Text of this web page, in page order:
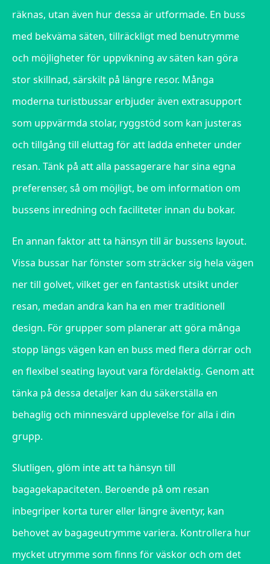
räknas, utan även hur dessa är utformade. En buss
med bekväma säten, tillräckligt med benutrymme
och möjligheter för uppvikning av säten kan göra
stor skillnad, särskilt på längre resor. Många
moderna turistbussar erbjuder även extrasupport
som uppvärmda stolar, ryggstöd som kan justeras
och tillgång till eluttag för att ladda enheter under
resan. Tänk på att alla passagerare har sina egna
preferenser, så om möjligt, be om information om
bussens inredning och faciliteter innan du bokar.
En annan faktor att ta hänsyn till är bussens layout.
Vissa bussar har fönster som sträcker sig hela vägen
ner till golvet, vilket ger en fantastisk utsikt under
resan, medan andra kan ha en mer traditionell
design. För grupper som planerar att göra många
stopp längs vägen kan en buss med flera dörrar och
en flexibel seating layout vara fördelaktig. Genom att
tänka på dessa detaljer kan du säkerställa en
behaglig och minnesvärd upplevelse för alla i din
grupp.
Slutligen, glöm inte att ta hänsyn till
bagagekapaciteten. Beroende på om resan
inbegriper korta turer eller längre äventyr, kan
behovet av bagageutrymme variera. Kontrollera hur
mycket utrymme som finns för väskor och om det